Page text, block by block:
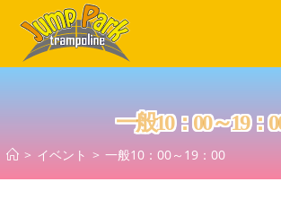
ス
一般10：00～19：
> イベント > 一般10：00～19：00